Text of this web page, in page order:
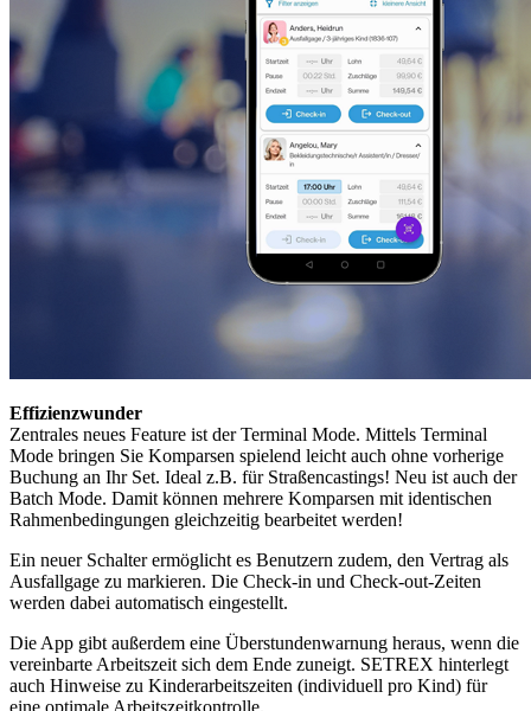
Effizienzwunder
Zentrales neues Feature ist der Terminal Mode. Mittels Terminal
Mode bringen Sie Komparsen spielend leicht auch ohne vorherige
Buchung an Ihr Set. Ideal z.B. für Straßencastings! Neu ist auch der
Batch Mode. Damit können mehrere Komparsen mit identischen
Rahmenbedingungen gleichzeitig bearbeitet werden!
Ein neuer Schalter ermöglicht es Benutzern zudem, den Vertrag als
Ausfallgage zu markieren. Die Check-in und Check-out-Zeiten
werden dabei automatisch eingestellt.
Die App gibt außerdem eine Überstundenwarnung heraus, wenn die
vereinbarte Arbeitszeit sich dem Ende zuneigt. SETREX hinterlegt
auch Hinweise zu Kinderarbeitszeiten (individuell pro Kind) für